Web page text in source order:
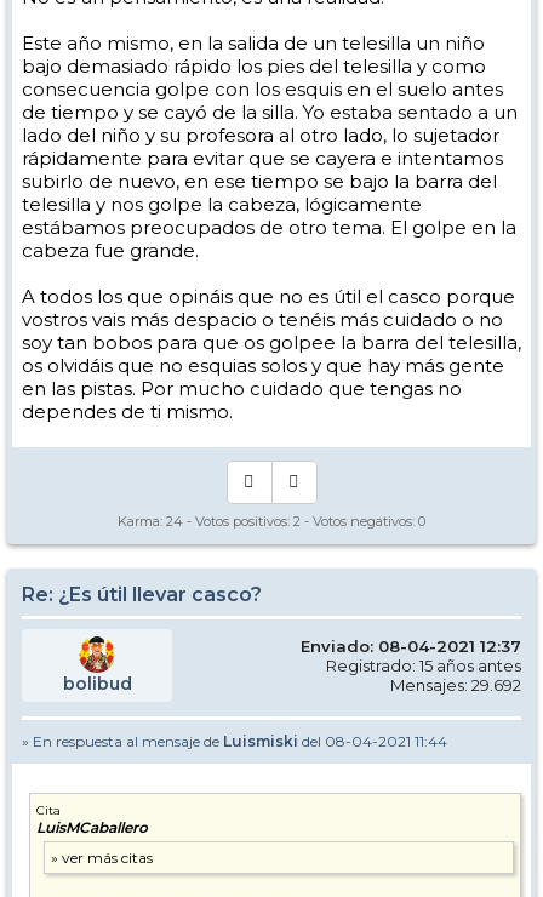
Este año mismo, en la salida de un telesilla un niño
bajo demasiado rápido los pies del telesilla y como
consecuencia golpe con los esquis en el suelo antes
de tiempo y se cayó de la silla. Yo estaba sentado a un
lado del niño y su profesora al otro lado, lo sujetador
rápidamente para evitar que se cayera e intentamos
subirlo de nuevo, en ese tiempo se bajo la barra del
telesilla y nos golpe la cabeza, lógicamente
estábamos preocupados de otro tema. El golpe en la
cabeza fue grande.
A todos los que opináis que no es útil el casco porque
vostros vais más despacio o tenéis más cuidado o no
soy tan bobos para que os golpee la barra del telesilla,
os olvidáis que no esquias solos y que hay más gente
en las pistas. Por mucho cuidado que tengas no
dependes de ti mismo.
Karma: 24 - Votos positivos: 2 - Votos negativos: 0
Re: ¿Es útil llevar casco?
bolibud
Enviado: 08-04-2021 12:37
Registrado: 15 años antes
Mensajes: 29.692
» En respuesta al mensaje de Luismiski del 08-04-2021 11:44
Cita
LuisMCaballero